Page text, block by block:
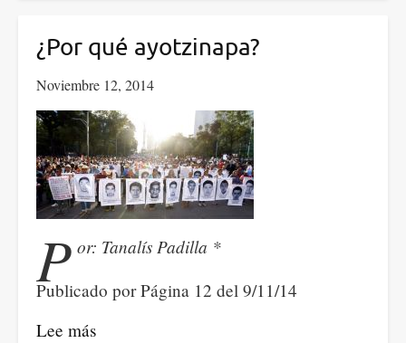
¿Por qué ayotzinapa?
Noviembre 12, 2014
P or: Tanalís Padilla *
Publicado por Página 12 del 9/11/14
Lee más